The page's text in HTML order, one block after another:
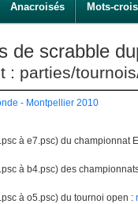
Anacroisés Mots-
de scrabble
: parties/
- Montpellier 2010
à e7.psc) du championnat
à b4.psc) des
à o5.psc) du tournoi open :